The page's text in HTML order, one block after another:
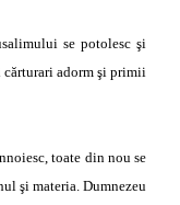
se potolesc şi
adorm şi primii
toate din nou se
şi materia. Dumnezeu